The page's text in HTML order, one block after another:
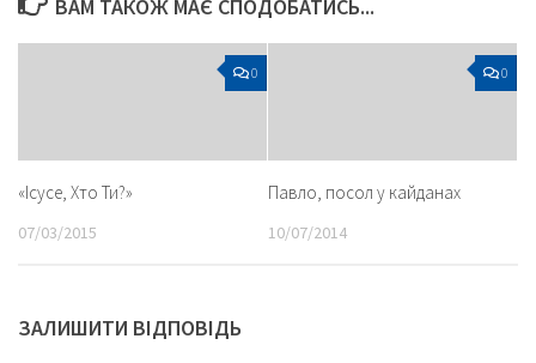
ВАМ ТАКОЖ МАЄ СПОДОБАТИСЬ...
0
«Ісусе, Хто Ти?»
07/03/2015
0
Павло, посол у кайданах
10/07/2014
ЗАЛИШИТИ ВІДПОВІДЬ